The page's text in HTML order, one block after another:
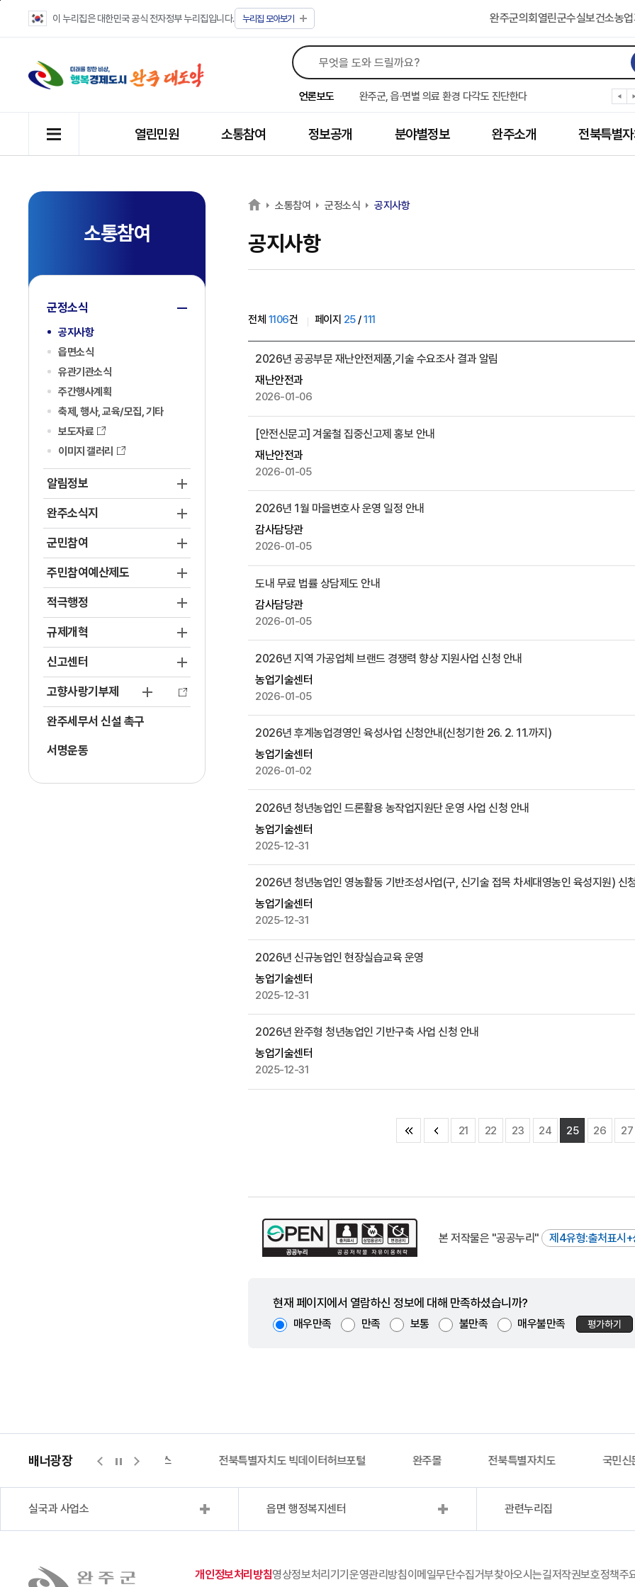
이 누리집은 대한민국 공식 전자정부 누리집입니다. 누리집 모아보기 완주군의회 열린군수실보건소농
언론보도
완주군, ‘수의계약 총량제’ 개편 운영
완주군 청소년, 초록우산 지원으로 치과 치료
완주군, 읍·면별 의료 환경 다각도 진단한다
완주군, 모바일 헬스케어 “내 건강 변화 직접 확인”
완주군 “여름휴가철 청소년 안전 지킨다”
완주 청소년, 삼성 임직원 만나 미래 진로 그린다
전북은행, 완주군에 ‘시원키트’ 60세트 기탁
유희태 완주군수, 친환경 농업인 현장 목소리 경청
열린민원 소통참여 정보공개 분야별정보 완주소개 전북특별
소통참여
군정소식
공지사항
읍면소식
유관기관소식
주간행사계획
축제, 행사, 교육/모집, 기타
보도자료
이미지 갤러리
알림정보
완주소식지
군민참여
주민참여예산제도
적극행정
규제개혁
신고센터
고향사랑기부제
완주세무서 신설 촉구
서명운동
소통참여 군정소식 공지사항
공지사항
전체 1106건 페이지 25/111
지
사
항
게
물
목
으
번
호
제
목
,
작
성
자
부
파
일
,
작
성
일
조
수
등
을
제
공
2026년 공공부문 재난안전제품,기술 수요조사 결과 알림
재난안전과
2026-01-06
[안전신문고] 겨울철 집중신고제 홍보 안내
재난안전과
2026-01-05
2026년 1월 마을변호사 운영 일정 안내
감사담당관
2026-01-05
도내 무료 법률 상담제도 안내
감사담당관
2026-01-05
2026년 지역 가공업체 브랜드 경쟁력 향상 지원사업 신청 안내
농업기술센터
2026-01-05
2026년 후계농업경영인 육성사업 신청안내(신청기한 26. 2. 11.까지)
농업기술센터
2026-01-02
2026년 청년농업인 드론활용 농작업지원단 운영 사업 신청 안내
농업기술센터
2025-12-31
2026년 청년농업인 영농활동 기반조성사업(구, 신기술 접목 차세대영농인 육성지원) 신
농업기술센터
2025-12-31
2026년 신규농업인 현장실습교육 운영
농업기술센터
2025-12-31
2026년 완주형 청년농업인 기반구축 사업 신청 안내
농업기술센터
2025-12-31
21 22 23 24 25 26 27
본 저작물은 "공공누리" 제4유형:출처표시+
현재 페이지에서 열람하신 정보에 대해 만족하셨습니까?
매우만족 만족 보통 불만족 매우불만족 평가하기
배너광장
지적측량바로처리센터 위택스 전북특별자치도 빅데이터허브포털 완주몰 전북특별자치도 국민신
실국과 사업소 읍면 행정복지센터 관련누리집
개인정보처리방침영상정보처리기기운영관리방침이메일무단수집거부찾아오시는길저작권보호정책주